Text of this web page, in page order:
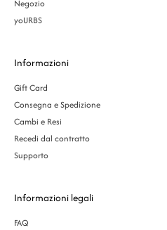
Negozio
yoURBS
Informazioni
Gift Card
Consegna e Spedizione
Cambi e Resi
Recedi dal contratto
Supporto
Informazioni legali
FAQ